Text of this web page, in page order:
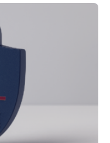
werden sich
insgesamt 15
mit
– also mit Robotern,
erfassen,
auch mit…